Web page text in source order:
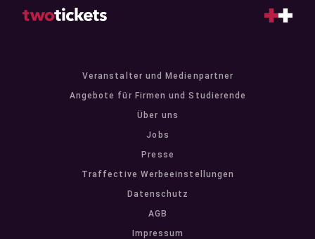
Veranstalter und Medienpartner
Angebote für Firmen und Studierende
Über uns
Jobs
Presse
Traffective Werbeeinstellungen
Datenschutz
AGB
Impressum